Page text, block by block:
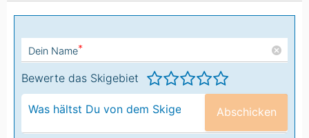
Dein Name*
Bewerte das Skigebiet
Abschicken